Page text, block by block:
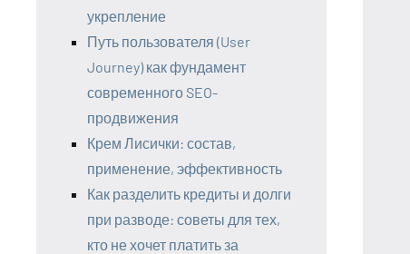
укрепление
Путь пользователя (User
Journey) как фундамент
современного SEO-
продвижения
Крем Лисички: состав,
применение, эффективность
Как разделить кредиты и долги
при разводе: советы для тех,
кто не хочет платить за